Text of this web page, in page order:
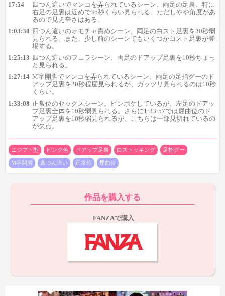
そして今回の足裏のメインとなる後半のシーン。 まず1:25:13
の四つん這いフェラで両足のドアップ足裏が10秒ちょっと登場。
時間的にはやや短めですが、なかなか足裏の迫力はあります。
さらに1:27:14のM字開脚でマンコを弄られているシーンでは、
体を見られるのは10秒くらいですが、ここも迫力があるので時間
が気にならなければ抜き甲斐はあるシーンでしょう。
17:54
四つん這いでマンコを弄られているシーン。両足の足裏、特に
右足の足裏は近めで35秒くらい見られる。ただしやや角度があ
るので見え辛さはある。
1:03:30 四つん這いのオモチャ責めシーン。両足の白スト足裏を30秒弱
見られる。また、少し前のシーンでもいくつか白スト足裏が登
場する。
1:25:13 四つん這いのフェラシーン。両足のドアップ足裏を10秒ちょっ
と見られる。
1:27:14 M字開脚でマンコを弄られているシーン。両足の足指グーのド
アップ足裏を20秒程度見られるが、ガッツリ見られるのは10秒
くらい。
1:33:08 正常位のセックスシーン。ピンボケしているが、左足のドアッ
プ足裏全体を10秒弱見られる。さらに1:33:57では屈曲位のド
アップ足裏を10秒弱見られるが、こちらは一部見切れているの
が欠点。
エジプト型 ピンク色 ドアップ足裏 白ストッキング 足指グー
M字開脚 四つん這い 正常位 屈曲位
作品を購入する
FANZAで購入